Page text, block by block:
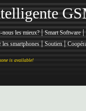
nous les mieux? | Smart Software |
smartphones | Soutien |
is available!